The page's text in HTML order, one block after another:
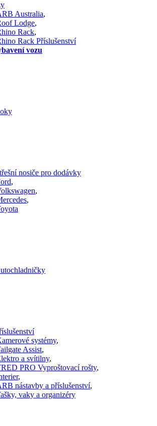
Australia,
Lodge,
Rack,
Rack Příslušenství
vozu
nosiče pro dodávky
,
,
,
systémy,
Assist,
a svítilny,
PRO Vyproštovací rošty,
,
nástavby a příslušenství,
vaky a organizéry